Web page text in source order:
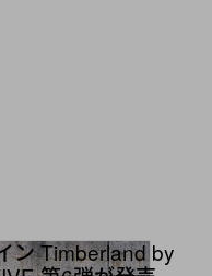
ン Timberland by